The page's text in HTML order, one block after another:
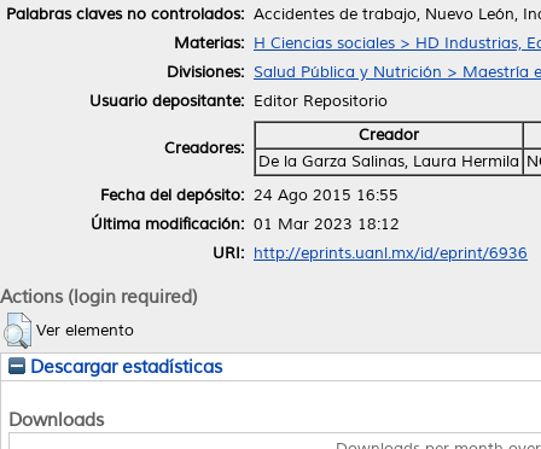
Palabras claves no controlados: Accidentes de trabajo, Nuevo León,
Materias: H Ciencias sociales > HD Industrias,
Divisiones: Salud Pública y Nutrición > Maestría
Usuario depositante: Editor Repositorio
Creadores:
Creador
De la Garza Salinas, Laura Hermila
Fecha del depósito: 24 Ago 2015 16:55
Última modificación: 01 Mar 2023 18:12
URI: http://eprints.uanl.mx/id/eprint/6936
Actions (login required)
Ver elemento
Descargar estadísticas
Downloads